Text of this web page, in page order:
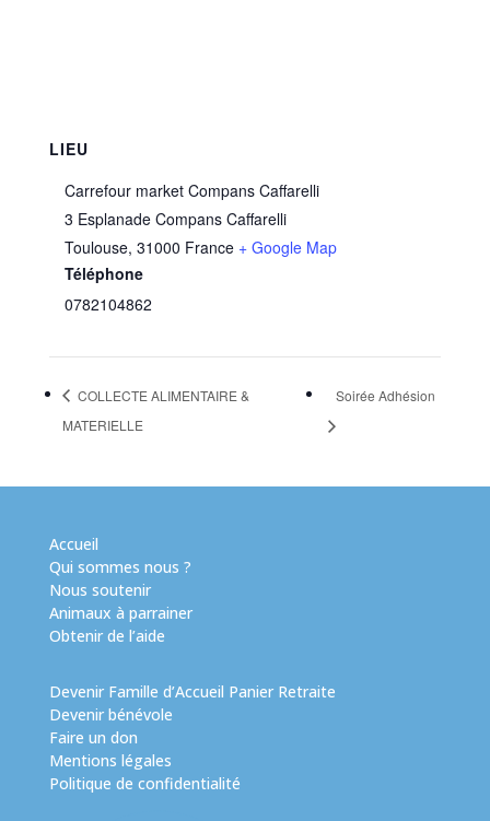
LIEU
Carrefour market Compans Caffarelli
3 Esplanade Compans Caffarelli
Toulouse, 31000 France + Google Map
Téléphone
0782104862
COLLECTE ALIMENTAIRE &
MATERIELLE
Soirée Adhésion
Accueil
Qui sommes nous ?
Nous soutenir
Animaux à parrainer
Obtenir de l’aide
Devenir Famille d’Accueil Panier Retraite
Devenir bénévole
Faire un don
Mentions légales
Politique de confidentialité